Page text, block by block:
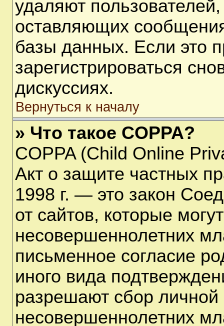
удаляют
оставляющих
базы данных. Если это
зарегистрироваться
дискуссиях.
Вернуться к началу
» Что такое COPPA?
COPPA (Child Online
Акт о защите частных
1998 г. — это закон
от сайтов, которые
несовершеннолетних
письменное согласие
иного вида
разрешают сбор
несовершеннолетних